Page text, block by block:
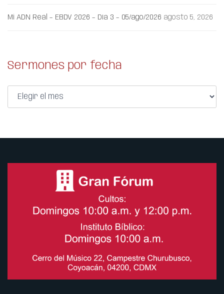
Mi ADN Real – EBDV 2026 – Día 3 – 05/ago/2026 agosto 5, 2026
Sermones por fecha